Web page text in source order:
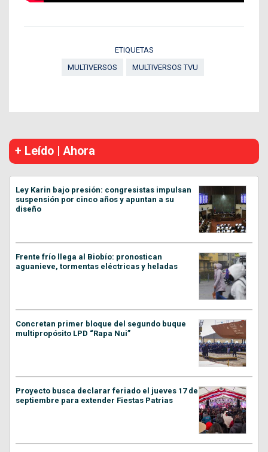
ETIQUETAS
MULTIVERSOS
MULTIVERSOS TVU
+ Leído | Ahora
Ley Karin bajo presión: congresistas impulsan
suspensión por cinco años y apuntan a su
diseño
Frente frío llega al Biobío: pronostican
aguanieve, tormentas eléctricas y heladas
Concretan primer bloque del segundo buque
multipropósito LPD “Rapa Nui”
Proyecto busca declarar feriado el jueves 17 de
septiembre para extender Fiestas Patrias